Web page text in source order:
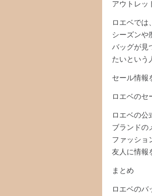
アウトレッ
ロエベでは
シーズンや
バッグが見
たいという
セール情報
ロエベのセ
ロエベの公
ブランドの
ファッショ
友人に情報
まとめ
ロエベのバ